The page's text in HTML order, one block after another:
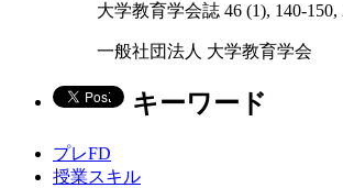
大学教育学会誌 46 (1), 140-150,
一般社団法人 大学教育学会
キーワード
プレFD
授業スキル